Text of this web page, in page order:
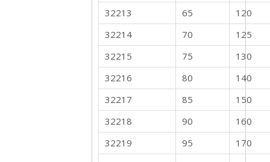
32213
65
120
32214
70
125
32215
75
130
32216
80
140
32217
85
150
32218
90
160
32219
95
170